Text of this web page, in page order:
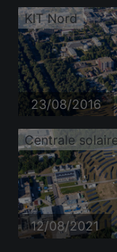
KIT Nord
23/08/2016
12/08/2021